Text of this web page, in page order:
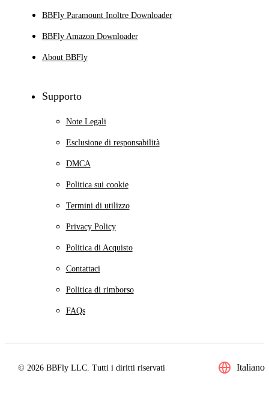
BBFly Paramount Inoltre Downloader
BBFly Amazon Downloader
About BBFly
Supporto
Note Legali
Esclusione di responsabilità
DMCA
Politica sui cookie
Termini di utilizzo
Privacy Policy
Politica di Acquisto
Contattaci
Politica di rimborso
FAQs
© 2026 BBFly LLC. Tutti i diritti riservati Italiano